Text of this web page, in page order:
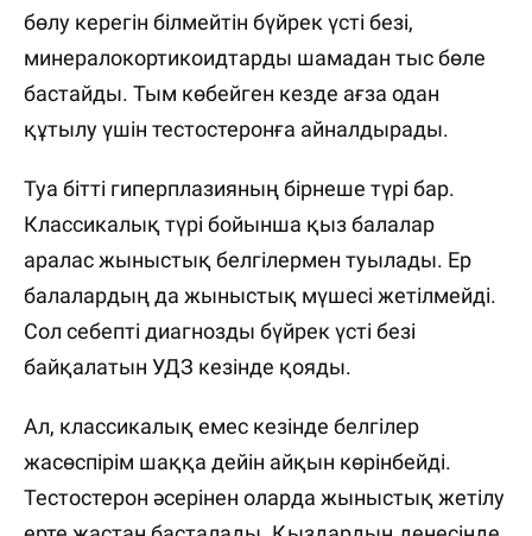
бөлу керегін білмейтін бүйрек үсті безі,
минералокортикоидтарды шамадан тыс бөле
бастайды. Тым көбейген кезде ағза одан
құтылу үшін тестостеронға айналдырады.
Туа бітті гиперплазияның бірнеше түрі бар.
Классикалық түрі бойынша қыз балалар
аралас жыныстық белгілермен туылады. Ер
балалардың да жыныстық мүшесі жетілмейді.
Сол себепті диагнозды бүйрек үсті безі
байқалатын УДЗ кезінде қояды.
Ал, классикалық емес кезінде белгілер
жасөспірім шаққа дейін айқын көрінбейді.
Тестостерон әсерінен оларда жыныстық жетілу